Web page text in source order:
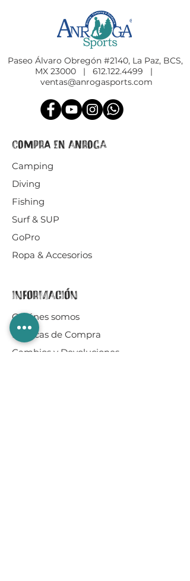
Paseo Álvaro Obregón #2140, La Paz, BCS,
MX 23000 | 612.122.4499 |
ventas@anrogasports.com
COMPRA EN ANROGA
Camping
Diving
Fishing
Surf & SUP
GoPro
Ropa & Accesorios
INFORMACIÓN
Quiénes somos
Políticas de Compra
Cambios y Devoluciones